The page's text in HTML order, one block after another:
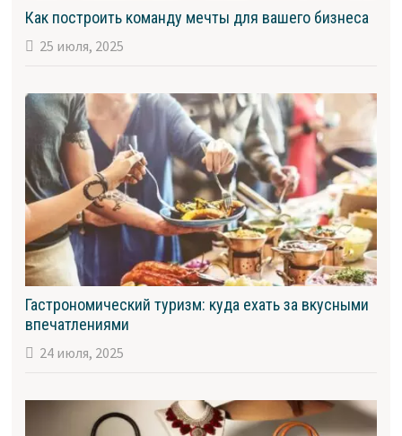
Как построить команду мечты для вашего бизнеса
25 июля, 2025
Гастрономический туризм: куда ехать за вкусными
впечатлениями
24 июля, 2025